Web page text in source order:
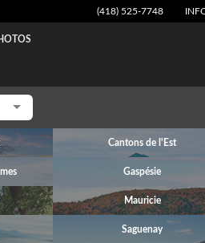
(418) 525-7748
Cantons de l'Est
Gaspésie
Mauricie
Saguenay